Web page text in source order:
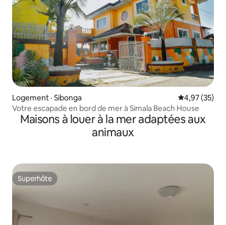
Logement · Sibonga Note
4,97 (35)
Votre escapade en bord de mer à Simala Beach House
Maisons à louer à la mer adaptées aux
animaux
Superhôte
Superhôte